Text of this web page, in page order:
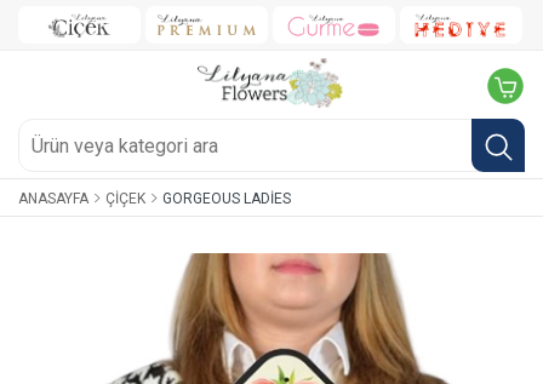
ANASAYFA ÇIÇEK GORGEOUS LADIES